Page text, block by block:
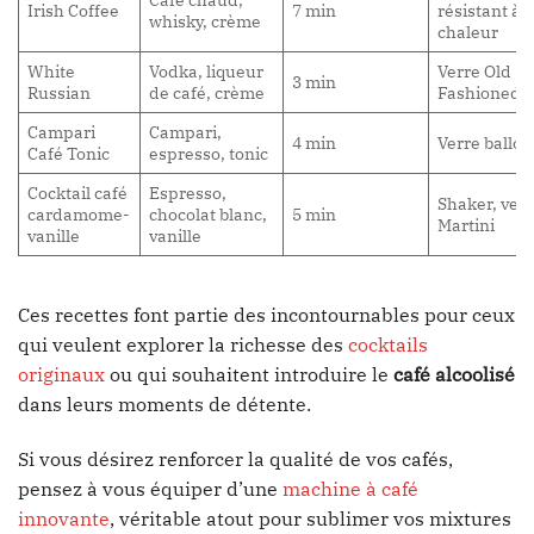
Irish Coffee
whisky, crème
7 min
résistant à
chaleur
White
Russian
Vodka, liqueur
de café, crème
3 min
Verre Old
Fashioned
Campari
Café Tonic
Campari,
espresso, tonic
4 min Verre ballon
Cocktail café
cardamome-
vanille
Espresso,
chocolat blanc,
vanille
5 min
Shaker,
Martini
Ces recettes font partie des incontournables pour ceux
qui veulent explorer la richesse des cocktails
originaux ou qui souhaitent introduire le café alcoolisé
dans leurs moments de détente.
Si vous désirez renforcer la qualité de vos cafés,
pensez à vous équiper d’une machine à café
innovante, véritable atout pour sublimer vos mixtures